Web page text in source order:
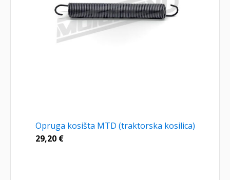
Opruga kosišta MTD (traktorska kosilica)
29,20 €